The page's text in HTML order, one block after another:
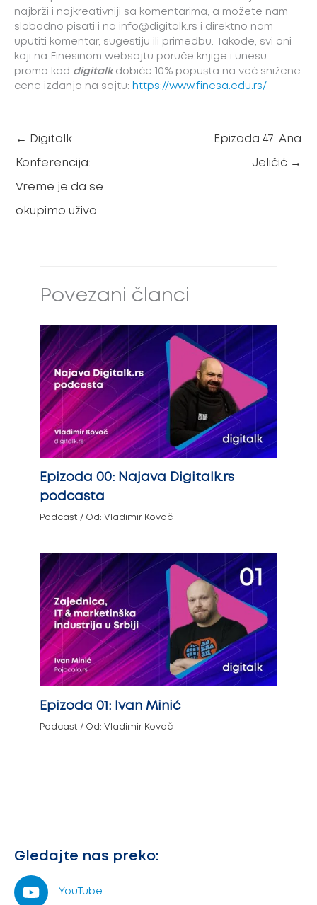
najbrži i najkreativniji sa komentarima, a možete nam
slobodno pisati i na info@digitalk.rs i direktno nam
uputiti komentar, sugestiju ili primedbu. Takođe, svi oni
koji na Finesinom websajtu poruče knjige i unesu
promo kod digitalkdobiće 10% popusta na već snižene
cene izdanja na sajtu: https://www.finesa.edu.rs/
← Digitalk
Konferencija:
Vreme je da se
okupimo uživo
Epizoda 47: Ana
Jeličić →
Povezani članci
Epizoda 00: Najava Digitalk.rs
podcasta
Podcast / Od: Vladimir Kovač
Epizoda 01: Ivan Minić
Podcast / Od: Vladimir Kovač
Gledajte nas preko:
YouTube